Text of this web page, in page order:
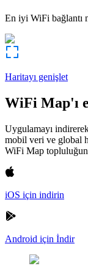
En iyi WiFi bağlantı
Haritayı genişlet
WiFi Map'ı
Uygulamayı
mobil veri ve global
WiFi Map
iOS için indirin
Android için İndir